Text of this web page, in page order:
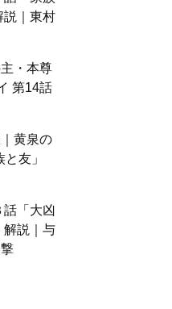
説｜東村
・本尊
第14話
黄泉の
友」
話「大凶
解説｜与